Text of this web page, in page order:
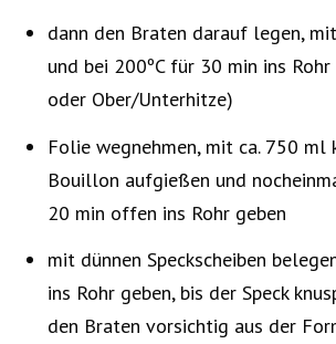
dann den Braten darauf legen,
und bei 200ºC für 30 min ins
oder Ober/Unterhitze)
Folie wegnehmen, mit ca. 750 ml
Bouillon aufgießen und
20 min offen ins Rohr geben
mit dünnen Speckscheiben
ins Rohr geben, bis der Speck
den Braten vorsichtig aus der